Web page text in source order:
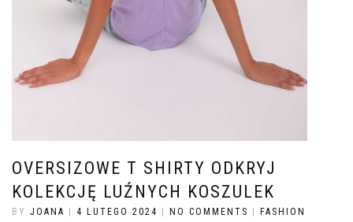
OVERSIZOWE T SHIRTY ODKRYJ
KOLEKCJĘ LUŹNYCH KOSZULEK
BY JOANA 4 LUTEGO 2024 NO COMMENTS
FASHION